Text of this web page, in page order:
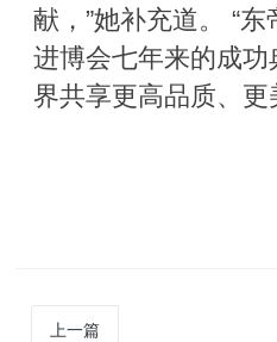
献，”她补充道。 “
进博会七年来的成
界共享更高品质、更
上一篇